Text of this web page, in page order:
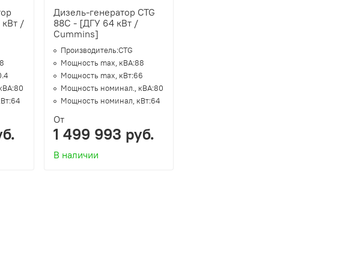
кВт /
80
64
Дизель-генератор CTG
88C - [ДГУ 64 кВт /
Cummins]
Производитель:CTG
Мощность max, кВА:88
Мощность max, кВт:66
Мощность номинал., кВА:80
Мощность номинал, кВт:64
В наличии
От
1 499 993 руб.